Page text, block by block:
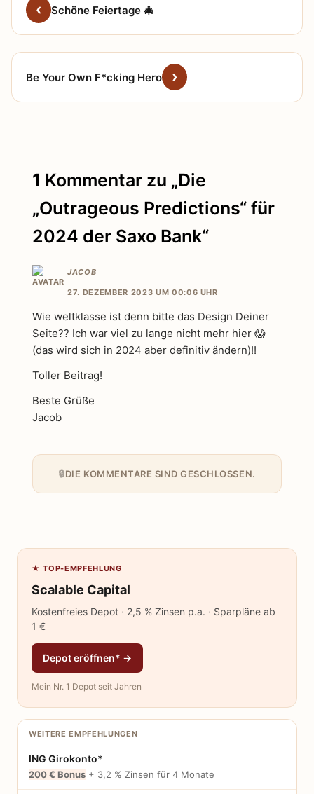
Schöne Feiertage 🎄
Be Your Own F*cking Hero
1 Kommentar zu „Die
„Outrageous Predictions“ für
2024 der Saxo Bank“
JACOB
27. DEZEMBER 2023 UM 00:06 UHR
Wie weltklasse ist denn bitte das Design Deiner
Seite?? Ich war viel zu lange nicht mehr hier 😱
(das wird sich in 2024 aber definitiv ändern)!!
Toller Beitrag!
Beste Grüße
Jacob
DIE KOMMENTARE SIND GESCHLOSSEN.
★ TOP-EMPFEHLUNG
Scalable Capital
Kostenfreies Depot · 2,5 % Zinsen p.a. · Sparpläne ab
1 €
Depot eröffnen* →
Mein Nr. 1 Depot seit Jahren
WEITERE EMPFEHLUNGEN
ING Girokonto*
200 € Bonus + 3,2 % Zinsen für 4 Monate